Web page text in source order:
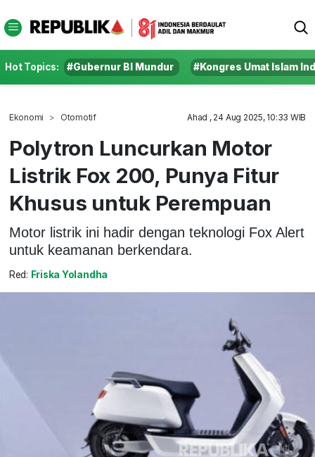
Hot Topics: #Gubernur BI Mundur #Kongres Umat Islam
Ekonomi Otomotif Ahad , 24 Aug 2025, 10:33 WIB
Polytron Luncurkan Motor
Listrik Fox 200, Punya Fitur
Khusus untuk Perempuan
Motor listrik ini hadir dengan teknologi Fox Alert
untuk keamanan berkendara.
Red: Friska Yolandha